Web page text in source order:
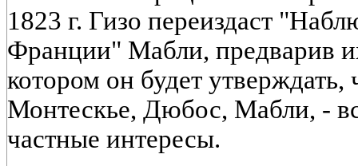
1823 г. Гизо переиздаст
Франции" Мабли, предварив
котором он будет утверждать,
Монтескье, Дюбос, Мабли, -
частные интересы.